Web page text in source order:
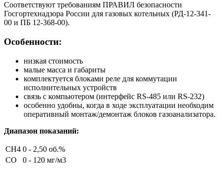
Соответствуют требованиям ПРАВИЛ безопасности
Госгортехнадзора России для газовых котельных (РД-12-341-
00 и ПБ 12-368-00).
Особенности:
низкая стоимость
малые масса и габариты
комплектуется блоками реле для коммутации
исполнительных устройств
связь с компьютером (интерфейс RS-485 или RS-232)
особенно удобны, когда в ходе эксплуатации необходим
оперативный монтаж/демонтаж блоков газоанализатора.
Диапазон показаний:
CH4 0 - 2,50 об.%
CO
0 - 120 мг/м3